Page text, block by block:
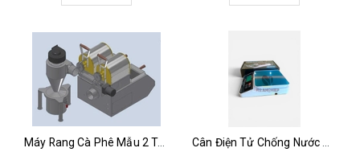
Máy Rang Cà Phê Mẫu 2 Trống Rang (500+500gr)